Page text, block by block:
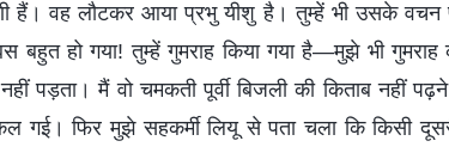
हैं। वह लौटकर आया प्रभु यीशु है। तुम्हें भी उसके वचन
बहुत हो गया! तुम्हें गुमराह किया गया है—मुझे भी
पड़ता। मैं वो चमकती पूर्वी बिजली की किताब नहीं
गई। फिर मुझे सहकर्मी लियू से पता चला कि किसी